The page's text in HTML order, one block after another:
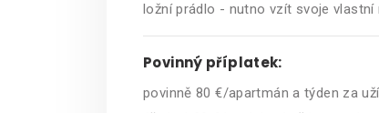
ložní prádlo - nutno vzít svoje
Povinný příplatek:
povinně 80 €/apartmán a týden za